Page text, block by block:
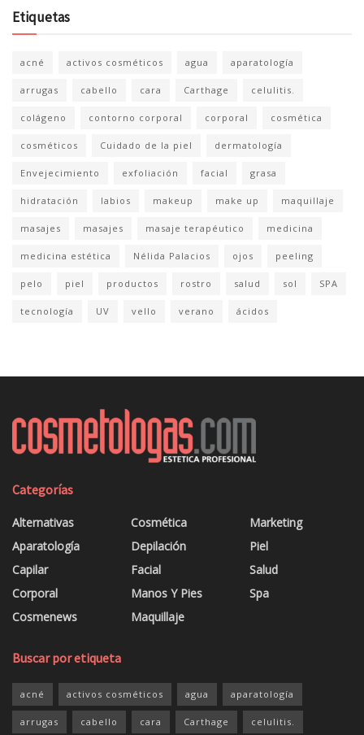
Etiquetas
acné activos cosméticos agua aparatología
arrugas cabello cara Carthage celulitis.
colágeno contorno corporal corporal cosmética
cosméticos Cuidado de la piel dermatología
Envejecimiento exfoliación facial grasa
hidratación labios makeup make up maquillaje
masajes masajes masaje terapéutico medicina
medicina estética Nélida Palacios ojos peeling
pelo piel productos rostro salud sol SPA
tecnología UV vello verano ácidos
Categorías
Alternativas
Aparatología
Capilar
Corporal
Cosmenews
Cosmética
Depilación
Facial
Manos Y Pies
Maquillaje
Marketing
Piel
Salud
Spa
Buscar por etiqueta
acné activos cosméticos agua aparatología
arrugas cabello cara Carthage celulitis.